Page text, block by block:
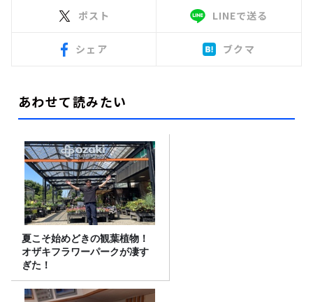
ポスト LINEで送る
シェア ブクマ
あわせて読みたい
夏こそ始めどきの観葉植物！
オザキフラワーパークが凄す
ぎた！